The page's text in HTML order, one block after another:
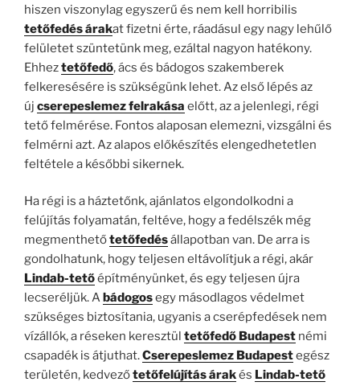
hiszen viszonylag egyszerű és nem kell horribilis
tetőfedés árakat fizetni érte, ráadásul egy nagy lehűlő
felületet szüntetünk meg, ezáltal nagyon hatékony.
Ehheztetőfedő, ács és bádogos szakemberek
felkeresésére is szükségünk lehet. Az első lépés az
új cserepeslemez felrakása előtt, az a jelenlegi, régi
tető felmérése. Fontos alaposan elemezni, vizsgálni és
felmérni azt. Az alapos előkészítés elengedhetetlen
feltétele a későbbi sikernek.
Ha régi is a háztetőnk, ajánlatos elgondolkodni a
felújítás folyamatán, feltéve, hogy a fedélszék még
megmenthetőtetőfedésállapotban van. De arra is
gondolhatunk, hogy teljesen eltávolítjuk a régi, akár
Lindab-tetőépítményünket, és egy teljesen újra
lecseréljük. Abádogosegy másodlagos védelmet
szükséges biztosítania, ugyanis a cserépfedések nem
vízállók, a réseken keresztül tetőfedő Budapest némi
csapadék is átjuthat.Cserepeslemez Budapestegész
területén, kedvezőtetőfelújítás árakés Lindab-tető